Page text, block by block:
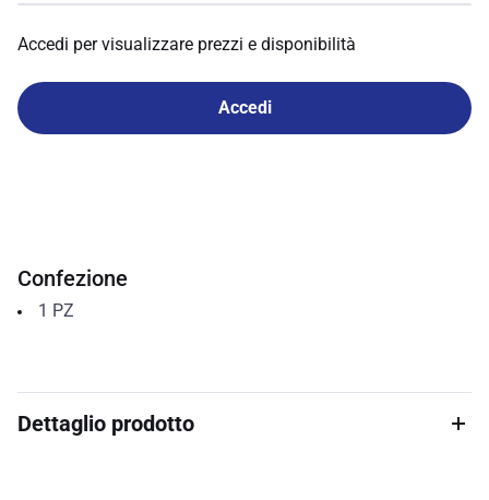
Accedi per visualizzare prezzi e disponibilità
Accedi
Confezione
1 PZ
Dettaglio prodotto